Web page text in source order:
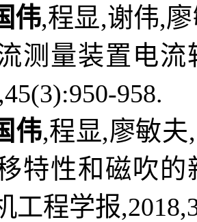
伟,程显,谢伟,
测量装置电
958.
伟,程显,廖敏
特性和磁吹
工程学报